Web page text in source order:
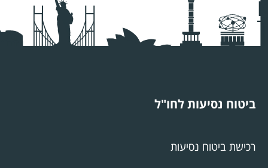
ביטוח נסיעות לחו"ל
רכישת ביטוח נסיעות